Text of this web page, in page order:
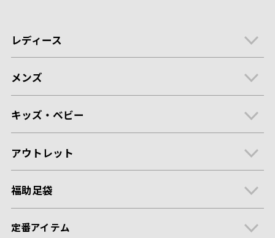
レディース
メンズ
キッズ・ベビー
アウトレット
福助足袋
定番アイテム